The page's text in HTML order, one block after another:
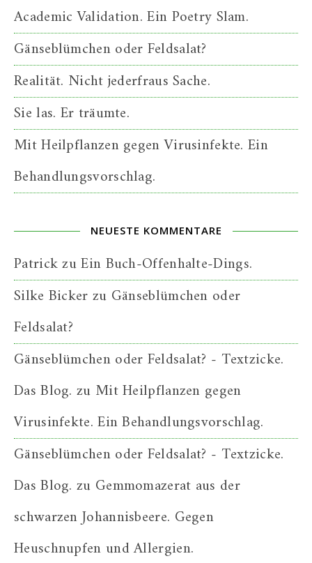
Academic Validation. Ein Poetry Slam.
Gänseblümchen oder Feldsalat?
Realität. Nicht jederfraus Sache.
Sie las. Er träumte.
Mit Heilpflanzen gegen Virusinfekte. Ein
Behandlungsvorschlag.
NEUESTE KOMMENTARE
PatrickzuEin Buch-Offenhalte-Dings.
Silke Bickerzu Gänseblümchen oder
Feldsalat?
Gänseblümchen oder Feldsalat? - Textzicke.
Das Blog. zu Mit Heilpflanzen gegen
Virusinfekte. Ein Behandlungsvorschlag.
Gänseblümchen oder Feldsalat? - Textzicke.
Das Blog. zu Gemmomazerat aus der
schwarzen Johannisbeere. Gegen
Heuschnupfen und Allergien.